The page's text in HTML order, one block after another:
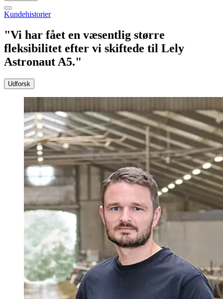
Kundehistorier
"Vi har fået en væsentlig større
fleksibilitet efter vi skiftede til Lely
Astronaut A5."
Udforsk